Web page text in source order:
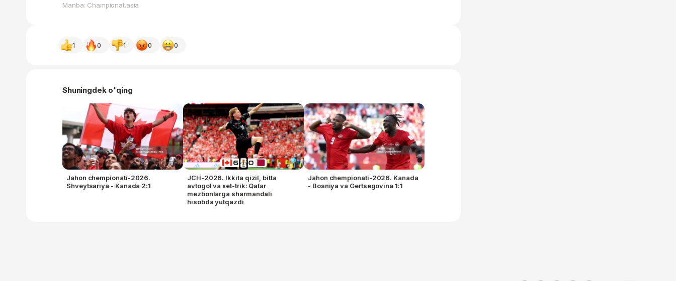
Manba: Championat.asia
1 0 1 0 0
Shuningdek o'qing
Jahon chempionati-2026.
Shveytsariya - Kanada 2:1
JCH-2026. Ikkita qizil, bitta
avtogol va xet-trik: Qatar
mezbonlarga sharmandali
hisobda yutqazdi
Jahon chempionati-2026. Kanada
- Bosniya va Gertsegovina 1:1